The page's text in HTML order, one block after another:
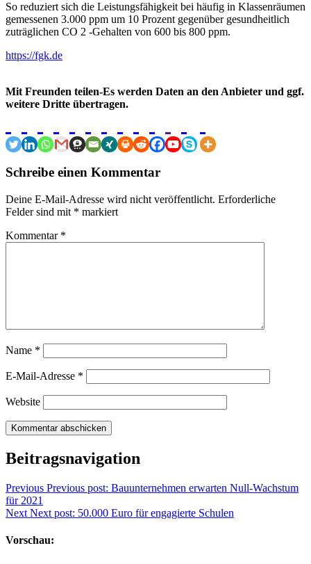
So reduziert sich die Leistungsfähigkeit bei häufig in Klassenräumen
gemessenen 3.000 ppm um 10 Prozent gegenüber gesundheitlich
zuträglichen CO 2 -Gehalten von 600 bis 800 ppm.
https://fgk.de
Mit Freunden teilen-Es werden Daten an den Anbieter und ggf.
weitere Dritte übertragen.
Schreibe einen Kommentar
Deine E-Mail-Adresse wird nicht veröffentlicht. Erforderliche
Felder sind mit * markiert
Kommentar *
Name *
E-Mail-Adresse *
Website
Beitragsnavigation
Previous Previous post: Bauunternehmen erwarten Null-Wachstum
für 2021
Next Next post: 50.000 Euro für engagierte Schulen
Vorschau: